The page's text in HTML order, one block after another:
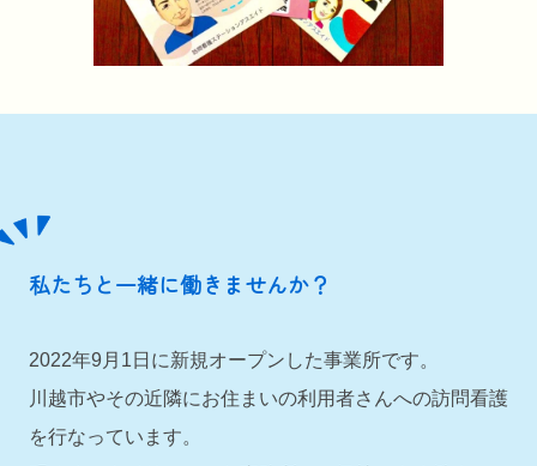
私たちと一緒に働きませんか？
2022年9月1日に新規オープンした事業所です。
川越市やその近隣にお住まいの利用者さんへの訪問看護
を行なっています。